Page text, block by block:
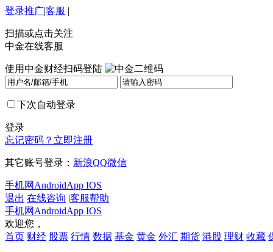
登录推广|客服 |
扫描或点击关注
中金在线客服
使用中金财经扫码登陆
下次自动登录
登录
忘记密码？ 立即注册
其它账号登录： 新浪QQ微信
手机网 AndroidApp IOS
退出 在线咨询 |客服帮助
手机网 AndroidApp IOS
欢迎您，
首页 财经 股票 行情 数据 基金 黄金 外汇 期货 港股 理财 收藏